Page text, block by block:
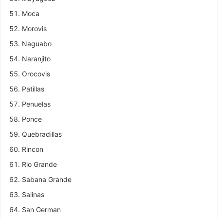
Moca
Morovis
Naguabo
Naranjito
Orocovis
Patillas
Penuelas
Ponce
Quebradillas
Rincon
Rio Grande
Sabana Grande
Salinas
San German